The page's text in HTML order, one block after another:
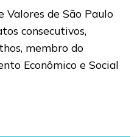
Valores de São Paulo
consecutivos,
membro do
Econômico e Social